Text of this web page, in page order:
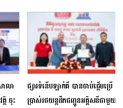
លា
ថិ ចុះ
ផ្សារទំនើបឡាក់គី បានចាប់ផ្ដើមប្រើ
ប្រាស់រថយន្តដឹកជញ្ជូនអគ្គិសនីជាមួយ